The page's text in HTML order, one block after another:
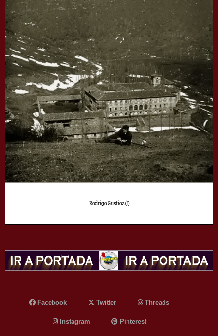
Rodrigo Gustioz (I)
Facebook Twitter Threads
Instagram Pinterest